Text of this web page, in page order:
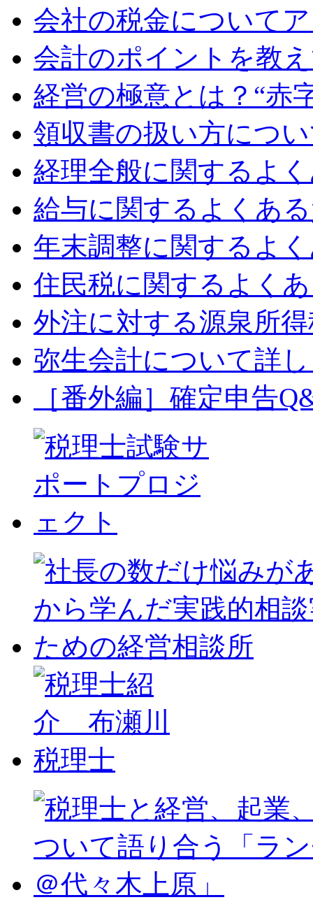
会社の税金について
会計のポイントを教
経営の極意とは？“赤
領収書の扱い方につ
経理全般に関するよ
給与に関するよくあ
年末調整に関するよ
住民税に関するよく
外注に対する源泉所
弥生会計について詳
［番外編］確定申告